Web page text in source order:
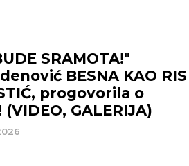
SRAMOTA!"
BESNA KAO RIS
progovorila o
GALERIJA)